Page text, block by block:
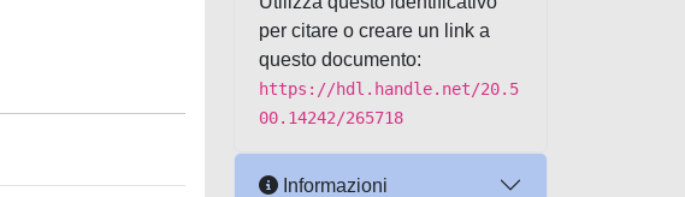
per citare o creare un link a
questo documento:
https://hdl.handle.net/20.5
00.14242/265718
Informazioni